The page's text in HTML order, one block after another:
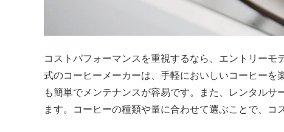
コストパフォーマンスを重視するなら、エントリー
式のコーヒーメーカーは、手軽においしいコーヒー
も簡単でメンテナンスが容易です。また、レンタル
ます。コーヒーの種類や量に合わせて選ぶことで、コ